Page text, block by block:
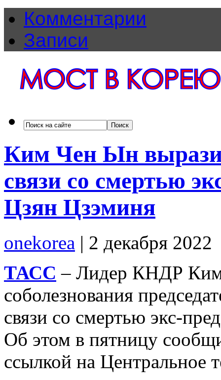
Комментарии
Записи
Ким Чен Ын
связи со смертью
Цзян Цзэминя
onekorea | 2 декабря 2022
ТАСС – Лидер КНДР
соболезнования
связи со смертью экс-
Об этом в пятницу
ссылкой на Центральное